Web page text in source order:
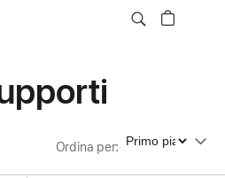
Ordina per: Ordina per